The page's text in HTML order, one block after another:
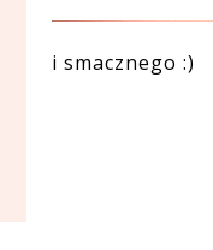
i smacznego :)